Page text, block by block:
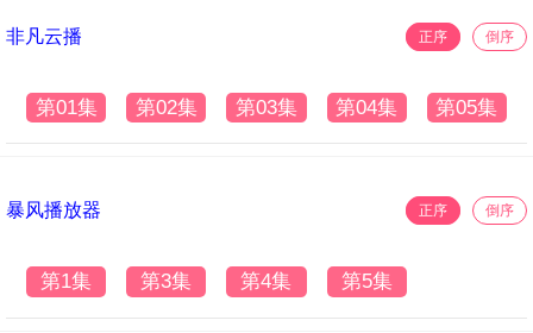
非凡云播 正序 倒序
第01集 第02集 第03集 第04集 第05集
暴风播放器 正序 倒序
第1集 第3集 第4集 第5集